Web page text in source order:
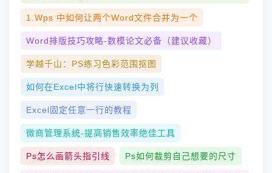
1.wps 中如何让两个word文件合并为一个
Word排版技巧攻略-数模论文必备（建议收藏）
学越千山：PS练习色彩范围抠图
如何在excel中将行快速转换为列
Excel固定任意一行的教程
微商管理系统-提高销售效率绝佳工具
Ps怎么画箭头指引线 Ps如何裁剪自己想要的尺寸